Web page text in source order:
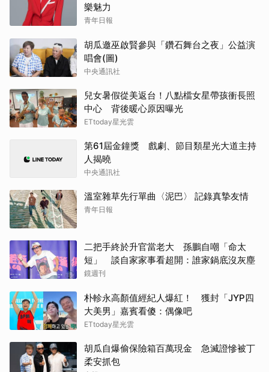
樂魅力
青年日報
胡瓜邀巫啟賢參與「鑽石舞台之夜」公益演
唱會(圖)
中央通訊社
兒女暑假從美返台！八點檔女星帶孩衝長照
中心 背後暖心原因曝光
ETtoday星光雲
第61屆金鐘獎 戲劇、節目類星光大道主持
人揭曉
中央通訊社
溫室雜草先行單曲〈泥巴〉 記錄真摯友情
青年日報
二把手終於升官當老大 孫鵬自嘲「命太
短」 談自家家事看超開：誰家鍋底沒灰塵
鏡週刊
朴軫永高顏值經紀人爆紅！ 獲封「JYP四
大美男」嘉賓看傻：偶像吧
ETtoday星光雲
胡瓜自爆偷保險箱百萬現金 急滅證慘被丁
柔安抓包